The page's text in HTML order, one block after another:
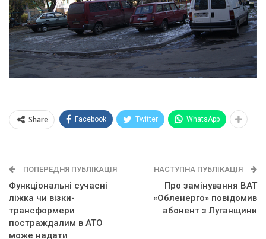
Share Facebook Twitter WhatsApp
ПОПЕРЕДНЯ ПУБЛІКАЦІЯ
Функціональні сучасні
ліжка чи візки-
трансформери
постраждалим в АТО
може надати
НАСТУПНА ПУБЛІКАЦІЯ
Про замінування ВАТ
«Обленерго» повідомив
абонент з Луганщини